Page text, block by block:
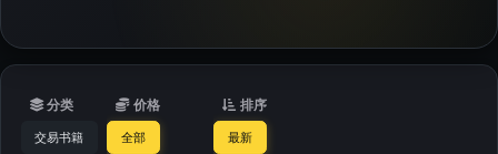
分类
交易书籍
价格
全部
排序
最新